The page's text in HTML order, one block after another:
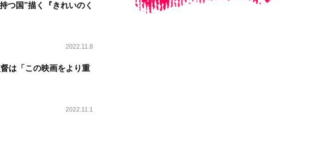
つ国”描く『きれいのく
2022.11.8
は「この映画をより重
2022.11.1